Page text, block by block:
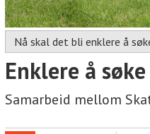
Nå skal det bli enklere å
Enklere å
Samarbeid mellom